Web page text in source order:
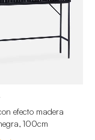
efecto madera
100cm